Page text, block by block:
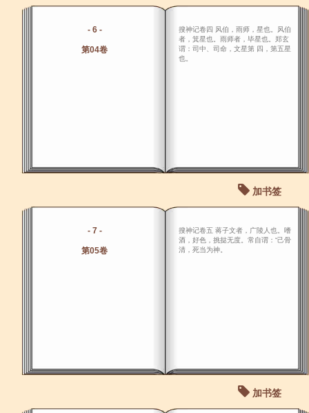
- 6 -
第04卷
搜神记卷四 风伯，雨师，星也。风伯
者，箕星也。雨师者，毕星也。郑玄
谓：司中、司命，文星第 四，第五星
也。
加书签
- 7 -
第05卷
搜神记卷五 蒋子文者，广陵人也。嗜
酒，好色，挑挞无度。常自谓：“己骨
清，死当为神。
加书签